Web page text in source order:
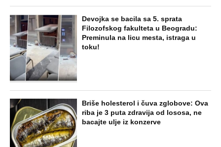
Devojka se bacila sa 5. sprata
Filozofskog fakulteta u Beogradu:
Preminula na licu mesta, istraga u
toku!
Briše holesterol i čuva zglobove: Ova
riba je 3 puta zdravija od lososa, ne
bacajte ulje iz konzerve